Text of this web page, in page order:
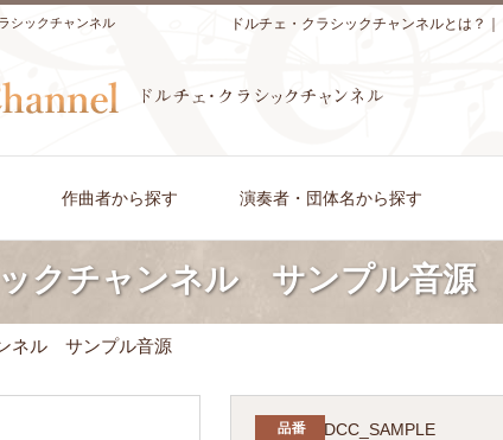
シックチャンネル ドルチェ・クラシックチャンネルとは？
作曲者から探す 演奏者・団体名から探す
ックチャンネル サンプル音源
ネル サンプル音源
DCC_SAMPLE